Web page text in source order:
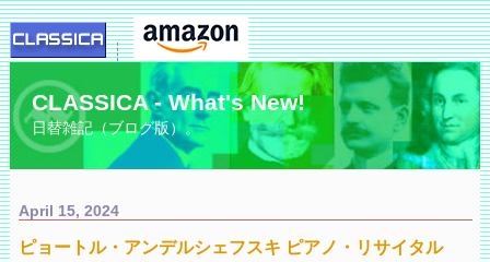
CLASSICA - What's New!
日替雑記（ブログ版）。
April 15, 2024
ピョートル・アンデルシェフスキ ピアノ・リサイタル